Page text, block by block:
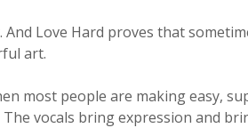
Love Hard proves that
art.
most people are making easy,
vocals bring expression and